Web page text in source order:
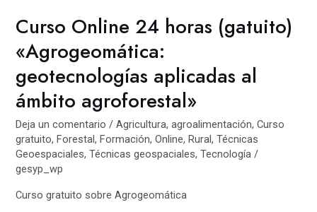
Curso Online 24 horas (gatuito)
«Agrogeomática:
geotecnologías aplicadas al
ámbito agroforestal»
Deja un comentario /Agricultura,agroalimentación,Curso
gratuito,Forestal,Formación,Online,Rural,Técnicas
Geoespaciales,Técnicas geospaciales,Tecnología /
gesyp_wp
Curso gratuito sobre Agrogeomática